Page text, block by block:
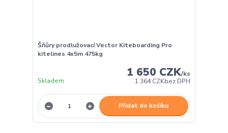
Šňůry prodlužovací Vector Kiteboarding Pro
kitelines 4x5m 475kg
1 650 CZK/ks
1 364 CZKbez DPH
Skladem
Přidat do košíku